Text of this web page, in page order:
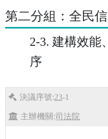
第二分組：全民
2-3. 建構效能
序
決議序號:23-1
主辦機關:司法院